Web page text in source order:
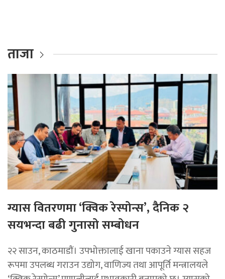
ताजा
ग्यास वितरणमा ‘क्विक रेस्पोन्स’, दैनिक २
सयभन्दा बढी गुनासो सम्बोधन
२२ साउन, काठमाडाैं। उपभोक्तालाई खाना पकाउने ग्यास सहज
रूपमा उपलब्ध गराउन उद्योग, वाणिज्य तथा आपूर्ति मन्त्रालयले